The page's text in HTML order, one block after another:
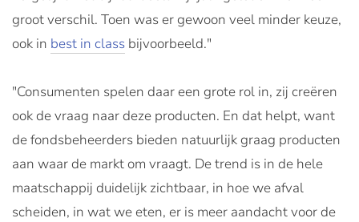
groot verschil. Toen was er gewoon veel minder keuze,
ook in best in class bijvoorbeeld."
"Consumenten spelen daar een grote rol in, zij creëren
ook de vraag naar deze producten. En dat helpt, want
de fondsbeheerders bieden natuurlijk graag producten
aan waar de markt om vraagt. De trend is in de hele
maatschappij duidelijk zichtbaar, in hoe we afval
scheiden, in wat we eten, er is meer aandacht voor de